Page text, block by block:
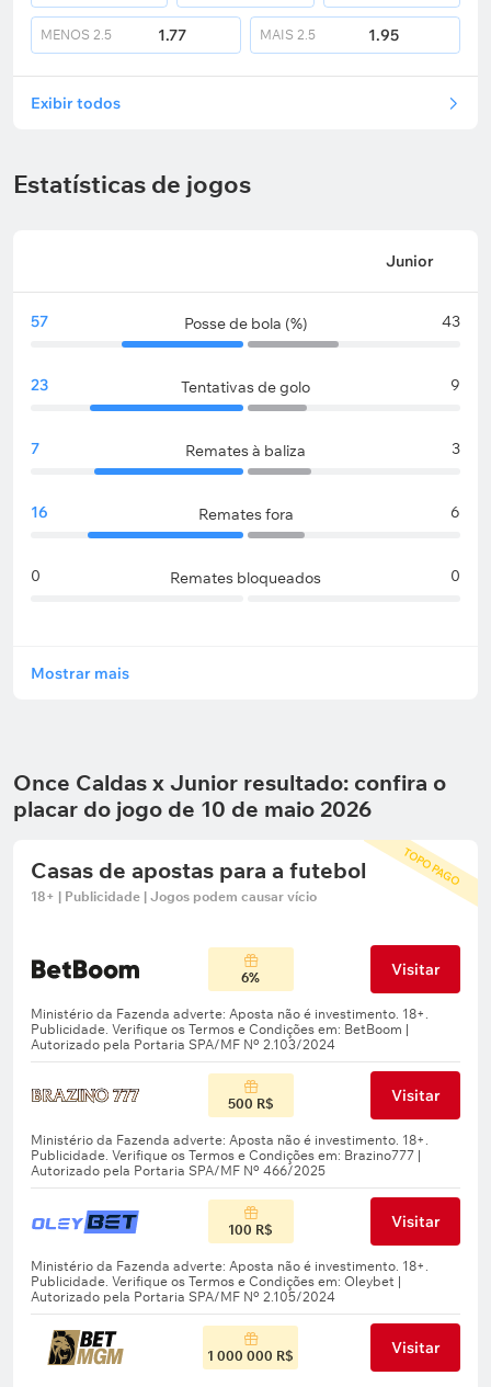
MENOS 2.5 1.77 MAIS 2.5 1.95
Exibir todos
Estatísticas de jogos
Junior
57 Posse de bola (%) 43
23 Tentativas de golo 9
7 Remates à baliza 3
16 Remates fora 6
0 Remates bloqueados 0
Mostrar mais
Once Caldas x Junior resultado: confira o
placar do jogo de 10 de maio 2026
TOPO PAGO
Casas de apostas para a futebol
18+ | Publicidade | Jogos podem causar vício
6% Visitar
500 R$ Visitar
100 R$ Visitar
1 000 000 R$ Visitar